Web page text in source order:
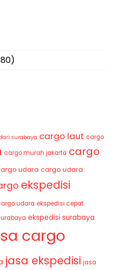
surabaya cargo laut cargo
cargo murah jakarta cargo
udara cargo udara
ekspedisi
udara ekspedisi cepat
ekspedisi surabaya
cargo
jasa ekspedisi jasa